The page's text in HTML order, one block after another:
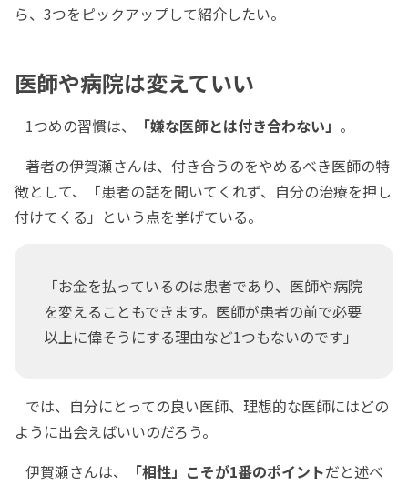
ら、3つをピックアップして紹介したい。
医師や病院は変えていい
1つめの習慣は、 「嫌な医師とは付き合わない」 。
著者の伊賀瀬さんは、付き合うのをやめるべき医師の特
徴として、「患者の話を聞いてくれず、自分の治療を押し
付けてくる」という点を挙げている。
「お金を払っているのは患者であり、医師や病院
を変えることもできます。医師が患者の前で必要
以上に偉そうにする理由など1つもないのです」
では、自分にとっての良い医師、理想的な医師にはどの
ように出会えばいいのだろう。
伊賀瀬さんは、
「相性」こそが1番のポイントだと述べ